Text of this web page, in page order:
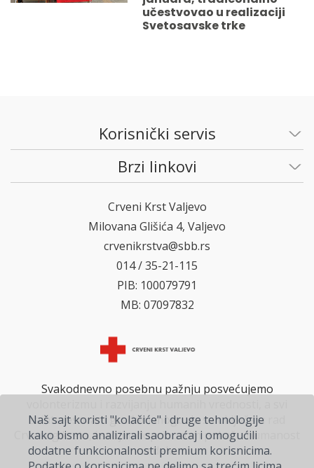
učestvovao u realizaciji
Svetosavske trke
Korisnički servis
Brzi linkovi
Crveni Krst Valjevo
Milovana Glišića 4, Valjevo
crvenikrstva@sbb.rs
014 / 35-21-115
PIB: 100079791
MB: 07097832
Svakodnevno posebnu pažnju posvećujemo
zainteresovani građani mogu da se uključe u rad
Crvenog krsta, i svojim doprinosom pokažu humanost
na delu.
Naš sajt koristi "kolačiće" i druge tehnologije
kako bismo analizirali saobraćaj i omogućili
dodatne funkcionalnosti premium korisnicima.